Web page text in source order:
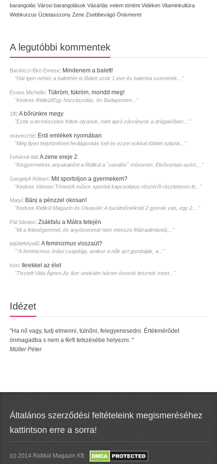
barangolás Városi barangolások Vásárlás velem történt Vidéken Vitaminkultúra
Webkurzus Üzletasszony Zene Zsebbevágó Önismeret
A legutóbbi kommentek
Bardóczi-Biró Emese: Mindenem a balett!
"Hát igen nehéz a balett!én is Balett ozok 1 éve és balerina szeretnék..."
Evans Michelle: Tükröm, tükröm, mondd meg!
"Kedves Ridikül!Egy hozzàszòlàs, èn Budapesten..."
1ffi:A bőrünkre megy
"Ezek a természetes foltok olyanok, mint apró zárványok a drágakőben:..."
oraveczné: Érdi emlékek nyomában
"Még ilyen helytörténeti fevilágositás kell és ezzel sokkal többet tudunk..."
Fehérné Ildi:A zene ereje 2.
"Kisgyermekes anyukaként a Ridikül a ˝vasalós˝ műsorom. Elsősorban azért,..."
Gergelyfi Róbert: Mit sportoljon a gyermekem?
"Kedves Vámosi Tímea!A műsor sporttal kapcsolatos részéről részletesen itt..."
Matyi: Bánj a pénzzel okosan!
"Kedves Ridikül Magazin és Olvasók! A barátnőméknél 2 gyerek van, egy 2...."
Pál Sándor: Zsákfalu a Mátra tetején
"Mi a feleségemmel, és anyósommal nem messze Mátraalmástól,..."
tejútlefetyelő:A feminizmus visszaüt?
""A feminizmus óriási csapdája, amikor a nők azt gondolják, a..."
Irén: Ikrekkel az élet
"Tisztelt Vida Ágnes.Az iker unokáim három évesek lesznek most..."
Idézet
"Ha nő vagy, tudj elmenni, túlnőni, felegyenesedni. Értékmérődet
önmagadba s nem a férfi tetszésébe helyezni. "
Müller Péter
Általános szerződési feltételeink megismeréséhez
kattintson erre a sorra!
(c) 2014 Ridikül Magazin Kft.